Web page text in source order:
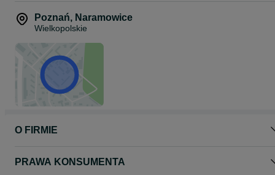
Marka STORM powstała z potrzeby – potrzeby tworzenia rowerów,
które będą łączyć wysoką jakość z dostępnością, nowoczesny
design z funkcjonalnością, a technologię z codziennym komfortem.
Działa nieprzerwanie od 2015 roku, produkując tysiące rowerów
rocznie w fabryce w południowej Wielkopolsce.
Poznań, Naramowice
Wielkopolskie
O FIRMIE
PRAWA KONSUMENTA